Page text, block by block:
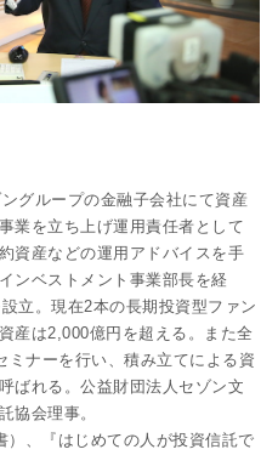
グループの金融子会社にて資産
業を立ち上げ運用責任者として
資産などの運用アドバイスを手
ンベストメント事業部長を経
立。現在2本の長期投資型ファン
産は2,000億円を超える。また全
ミナーを行い、積み立てによる資
ばれる。公益財団法人セゾン文
協会理事。
、『はじめての人が投資信託で